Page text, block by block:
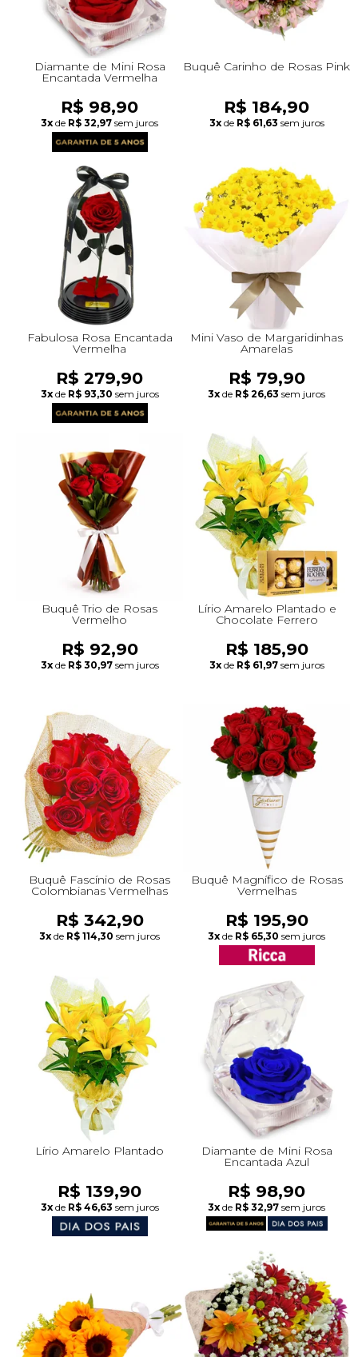
Diamante de Mini Rosa
Encantada Vermelha
R$ 98,90
3x de R$ 32,97 sem juros
Buquê Carinho de Rosas Pink
R$ 184,90
3x de R$ 61,63 sem juros
Fabulosa Rosa Encantada
Vermelha
R$ 279,90
3x de R$ 93,30 sem juros
Mini Vaso de Margaridinhas
Amarelas
R$ 79,90
3x de R$ 26,63 sem juros
Buquê Trio de Rosas
Vermelho
R$ 92,90
3x de R$ 30,97 sem juros
Lírio Amarelo Plantado e
Chocolate Ferrero
R$ 185,90
3x de R$ 61,97 sem juros
Buquê Fascínio de Rosas
Colombianas Vermelhas
R$ 342,90
3x de R$ 114,30 sem juros
Buquê Magnífico de Rosas
Vermelhas
R$ 195,90
3x de R$ 65,30 sem juros
Lírio Amarelo Plantado
R$ 139,90
3x de R$ 46,63 sem juros
Diamante de Mini Rosa
Encantada Azul
R$ 98,90
3x de R$ 32,97 sem juros